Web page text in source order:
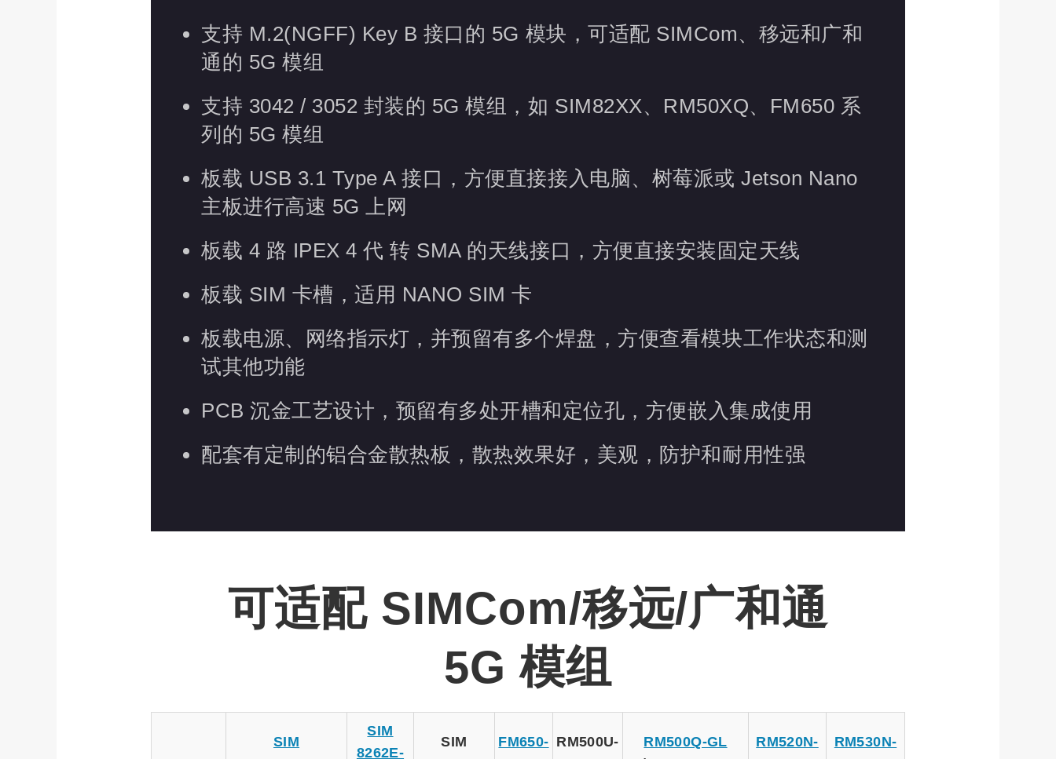
支持 M.2(NGFF) Key B 接口的 5G 模块，可适配 SIMCom、移远和广和
通的 5G 模组
支持 3042 / 3052 封装的 5G 模组，如 SIM82XX、RM50XQ、FM650 系
列的 5G 模组
板载 USB 3.1 Type A 接口，方便直接接入电脑、树莓派或 Jetson Nano
主板进行高速 5G 上网
板载 4 路 IPEX 4 代 转 SMA 的天线接口，方便直接安装固定天线
板载 SIM 卡槽，适用 NANO SIM 卡
板载电源、网络指示灯，并预留有多个焊盘，方便查看模块工作状态和测
试其他功能
PCB 沉金工艺设计，预留有多处开槽和定位孔，方便嵌入集成使用
配套有定制的铝合金散热板，散热效果好，美观，防护和耐用性强
可适配 SIMCom/移远/广和通
5G 模组
SIM
SIM
8262E-
SIM
FM650- RM500U-
RM500Q-GL
RM520N-
RM530N-